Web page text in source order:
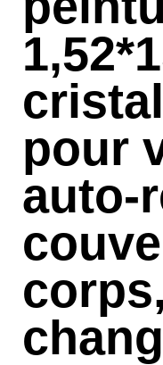
pour
auto-
corps,